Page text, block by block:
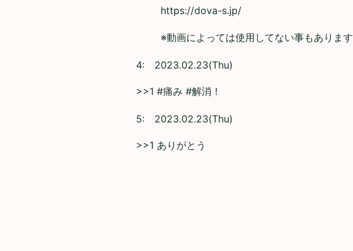
https://dova-s.jp/
※動画によっては使用してない事もあります
4: 2023.02.23(Thu)
>>1 #痛み #解消！
5: 2023.02.23(Thu)
>>1 ありがとう